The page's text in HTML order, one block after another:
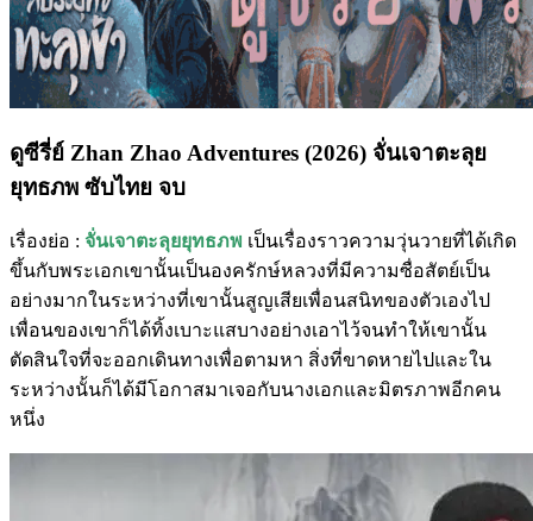
ดูซีรี่ย์ Zhan Zhao Adventures (2026) จั่นเจาตะลุย
ยุทธภพ ซับไทย จบ
เรื่องย่อ : จั่นเจาตะลุยยุทธภพ เป็นเรื่องราวความวุ่นวายที่ได้เกิด
ขึ้นกับพระเอกเขานั้นเป็นองครักษ์หลวงที่มีความซื่อสัตย์เป็น
อย่างมากในระหว่างที่เขานั้นสูญเสียเพื่อนสนิทของตัวเองไป
เพื่อนของเขาก็ได้ทิ้งเบาะแสบางอย่างเอาไว้จนทำให้เขานั้น
ตัดสินใจที่จะออกเดินทางเพื่อตามหา สิ่งที่ขาดหายไปและใน
ระหว่างนั้นก็ได้มีโอกาสมาเจอกับนางเอกและมิตรภาพอีกคน
หนึ่ง